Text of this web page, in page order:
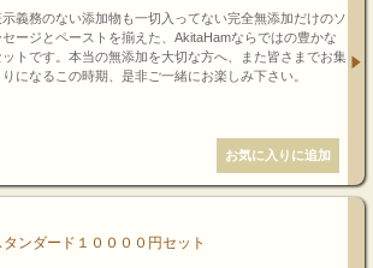
示義務のない添加物も一切入ってない完全無添加だけのソ
セージとペーストを揃えた、AkitaHamならではの豊かな
ットです。本当の無添加を大切な方へ、また皆さまでお集
りになるこの時期、是非ご一緒にお楽しみ下さい。
タンダード１００００円セット